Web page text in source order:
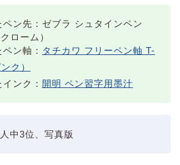
ペン先：ゼブラ シュタインペン
ローム）
ン軸： タチカワ フリーペン軸 T-
ク）
ンク： 開明 ペン習字用墨汁
中3位、写真版